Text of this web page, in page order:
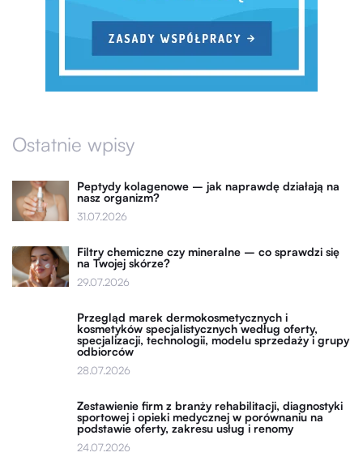
Ostatnie wpisy
Peptydy kolagenowe – jak naprawdę działają na
nasz organizm?
31.07.2026
Filtry chemiczne czy mineralne – co sprawdzi się
na Twojej skórze?
29.07.2026
Przegląd marek dermokosmetycznych i
kosmetyków specjalistycznych według oferty,
specjalizacji, technologii, modelu sprzedaży i grupy
odbiorców
28.07.2026
Zestawienie firm z branży rehabilitacji, diagnostyki
sportowej i opieki medycznej w porównaniu na
podstawie oferty, zakresu usług i renomy
24.07.2026